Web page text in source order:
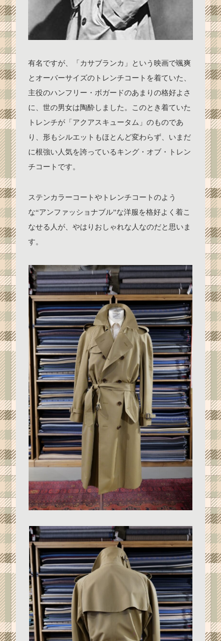
有名ですが、「カサブランカ」という映画で颯爽
とオーバーサイズのトレンチコートを着ていた、
主役のハンフリー・ボガードのあまりの格好よさ
に、世の男女は陶酔しました。このとき着ていた
トレンチが「アクアスキュータム」のものであ
り、形もシルエットもほとんど変わらず、いまだ
に根強い人気を誇っているキング・オブ・トレン
チコートです。
ステンカラーコートやトレンチコートのよう
な“アンファッショナブル”な洋服を格好よく着こ
なせる人が、やはりおしゃれな人なのだと思いま
す。